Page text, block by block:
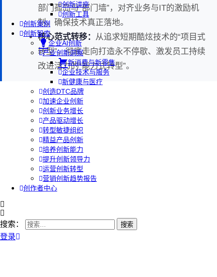
创新讲座
创新工具
创新案例
创新智库
企业AI创新
产业创新洞察
新消费与新零售
企业技术与服务
新健康与医疗
创造DTC品牌
加速企业创新
创新业务增长
产品驱动增长
转型敏捷组织
精益产品创新
培养创新能力
提升创新领导力
运营创新转型
营销创新趋势报告
创作者中心
搜索：
登录
部门孤岛与“部门墙”，对齐业务与IT的激励机
制，确保技术真正落地。
核心范式转移：
从追求短期酷炫技术的“项目式
转型”，彻底走向打造永不停歇、激发员工持续
改进活力的“能力式转型”。